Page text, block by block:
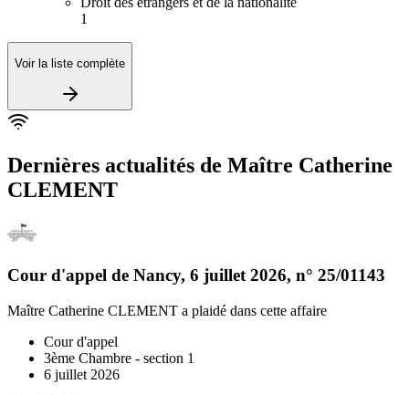
1
Voir la liste complète
Dernières actualités de Maître Catherine
CLEMENT
Cour d'appel de Nancy, 6 juillet 2026, n° 25/01143
Maître Catherine CLEMENT a plaidé dans cette affaire
Cour d'appel
3ème Chambre - section 1
6 juillet 2026